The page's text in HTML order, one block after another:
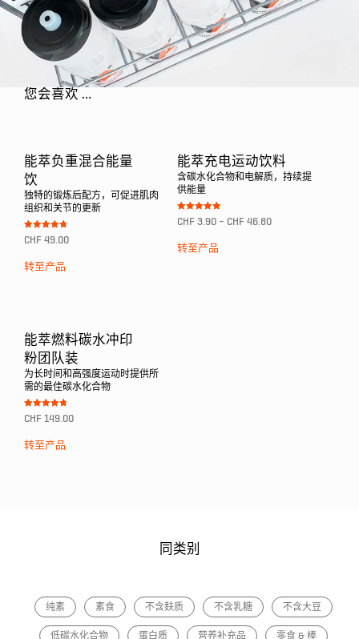
您会喜欢 …
能萃负重混合能量
饮
独特的锻炼后配方，可促进肌肉
组织和关节的更新
Bewertet mit
4.75
CHF 49.00
转至产品
能萃充电运动饮料
含碳水化合物和电解质，持续提
供能量
Bewertet mit
5.00
CHF 3.90 – CHF 46.80
转至产品
能萃燃料碳水冲印
粉团队装
为长时间和高强度运动时提供所
需的最佳碳水化合物
Bewertet mit
4.75
CHF 149.00
转至产品
同类别
纯素 素食 不含麸质 不含乳糖 不含大豆
低碳水化合物 蛋白质 营养补充品 零食 & 棒